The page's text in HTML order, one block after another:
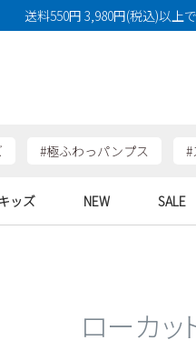
送料550円 3,980円(税込)以上
#極ふわっパンプス #
moz
new balanceEDWIN
ッズ NEW SALE
ローカッ